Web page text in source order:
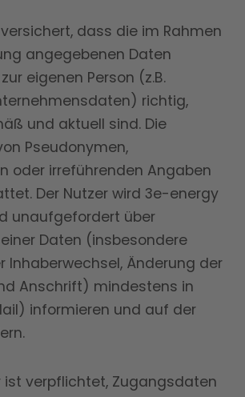
versichert, dass die im Rahmen
angegebenen Daten
eigenen Person (z.B.
richtig,
und aktuell sind. Die
Pseudonymen,
oder irreführenden Angaben
Der Nutzer wird 3e-energy
unaufgefordert über
Daten (insbesondere
Inhaberwechsel, Änderung der
Anschrift) mindestens in
informieren und auf der
ist verpflichtet, Zugangsdaten